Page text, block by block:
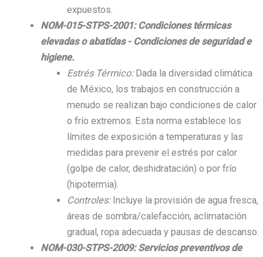
expuestos.
NOM-015-STPS-2001: Condiciones térmicas
elevadas o abatidas - Condiciones de seguridad e
higiene.
Estrés Térmico:Dada la diversidad climática
de México, los trabajos en construcción a
menudo se realizan bajo condiciones de calor
o frío extremos. Esta norma establece los
límites de exposición a temperaturas y las
medidas para prevenir el estrés por calor
(golpe de calor, deshidratación) o por frío
(hipotermia).
Controles:Incluye la provisión de agua fresca,
áreas de sombra/calefacción, aclimatación
gradual, ropa adecuada y pausas de descanso.
NOM-030-STPS-2009: Servicios preventivos de